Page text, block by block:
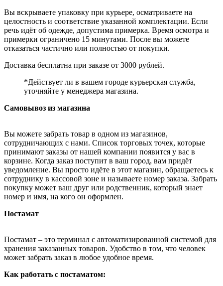
Вы вскрываете упаковку при курьере, осматриваете на
целостность и соответствие указанной комплектации. Если
речь идёт об одежде, допустима примерка. Время осмотра и
примерки ограничено 15 минутами. После вы можете
отказаться частично или полностью от покупки.
Доставка бесплатна при заказе от 3000 рублей.
*Действует ли в вашем городе курьерская служба,
уточняйте у менеджера магазина.
Самовывоз из магазина
Вы можете забрать товар в одном из магазинов,
сотрудничающих с нами. Список торговых точек, которые
принимают заказы от нашей компании появится у вас в
корзине. Когда заказ поступит в ваш город, вам придёт
уведомление. Вы просто идёте в этот магазин, обращаетесь к
сотруднику в кассовой зоне и называете номер заказа. Забрать
покупку может ваш друг или родственник, который знает
номер и имя, на кого он оформлен.
Постамат
Постамат – это терминал с автоматизированной системой для
хранения заказанных товаров. Удобство в том, что человек
может забрать заказ в любое удобное время.
Как работать с постаматом: